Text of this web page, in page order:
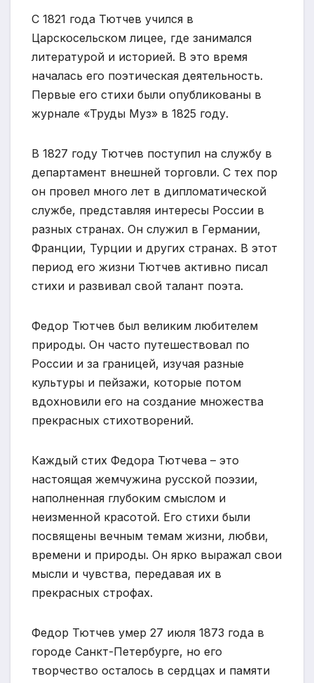
С 1821 года Тютчев учился в
Царскосельском лицее, где занимался
литературой и историей. В это время
началась его поэтическая деятельность.
Первые его стихи были опубликованы в
журнале «Труды Муз» в 1825 году.
В 1827 году Тютчев поступил на службу в
департамент внешней торговли. С тех пор
он провел много лет в дипломатической
службе, представляя интересы России в
разных странах. Он служил в Германии,
Франции, Турции и других странах. В этот
период его жизни Тютчев активно писал
стихи и развивал свой талант поэта.
Федор Тютчев был великим любителем
природы. Он часто путешествовал по
России и за границей, изучая разные
культуры и пейзажи, которые потом
вдохновили его на создание множества
прекрасных стихотворений.
Каждый стих Федора Тютчева – это
настоящая жемчужина русской поэзии,
наполненная глубоким смыслом и
неизменной красотой. Его стихи были
посвящены вечным темам жизни, любви,
времени и природы. Он ярко выражал свои
мысли и чувства, передавая их в
прекрасных строфах.
Федор Тютчев умер 27 июля 1873 года в
городе Санкт-Петербурге, но его
творчество осталось в сердцах и памяти